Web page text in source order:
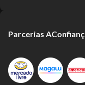
Parcerias